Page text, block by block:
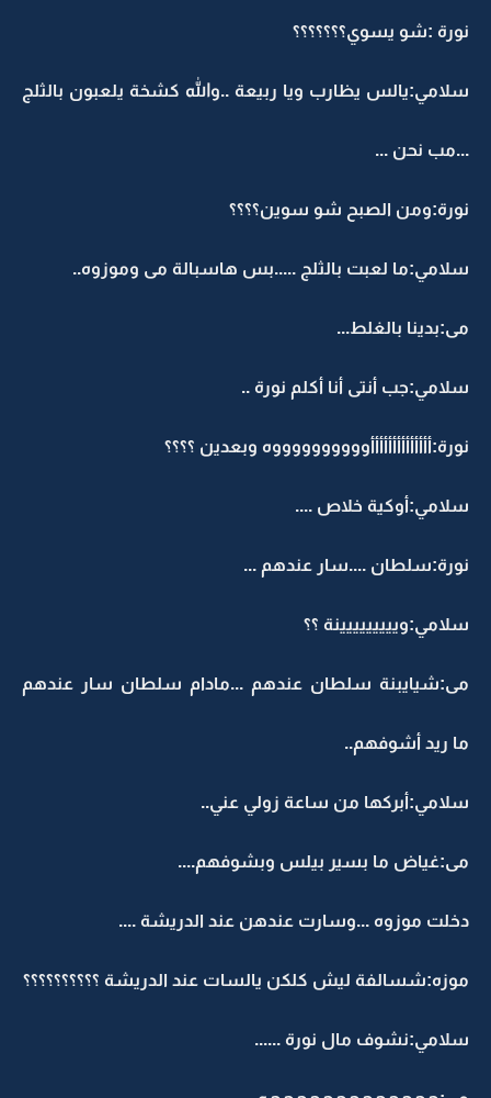
نورة :شو يسوي؟؟؟؟؟؟؟
سلامي:يالس يظارب ويا ربيعة ..والله كشخة يلعبون بالثلج
...مب نحن ...
نورة:ومن الصبح شو سوين؟؟؟؟
سلامي:ما لعبت بالثلج .....بس هاسبالة مى وموزوه..
مى:بدينا بالغلط...
سلامي:جب أنتى أنا أكلم نورة ..
نورة:أأأأأأأأأأأأأأووووووووووه وبعدين ؟؟؟؟
سلامي:أوكية خلاص ....
نورة:سلطان ....سار عندهم ...
سلامي:وييييييييينة ؟؟
مى:شيايبنة سلطان عندهم ...مادام سلطان سار عندهم
ما ريد أشوفهم..
سلامي:أبركها من ساعة زولي عني..
مى:غياض ما بسير بيلس وبشوفهم....
دخلت موزوه ...وسارت عندهن عند الدريشة ....
موزه:شسالفة ليش كلكن يالسات عند الدريشة ؟؟؟؟؟؟؟؟؟؟
سلامي:نشوف مال نورة ......